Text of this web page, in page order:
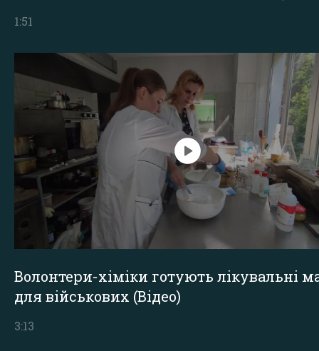
1:51
Волонтери-хіміки готують лікувальні
для військових (Відео)
3:13